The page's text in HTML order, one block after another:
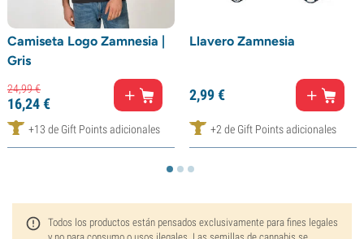
Camiseta Logo Zamnesia |
Gris
24,99€
16,24€
+13 de Gift Points adicionales
Llavero Zamnesia
2,99€
+2 de Gift Points adicionales
Todos los productos están pensados exclusivamente para fines legales